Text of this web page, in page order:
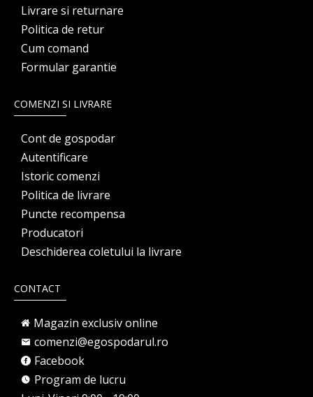
Livrare si returnare
Politica de retur
Cum comand
Formular garantie
COMENZI SI LIVRARE
Cont de gospodar
Autentificare
Istoric comenzi
Politica de livrare
Puncte recompensa
Producatori
Deschiderea coletului la livrare
CONTACT
Magazin exclusiv online
comenzi@egospodarul.ro
Facebook
Program de lucru